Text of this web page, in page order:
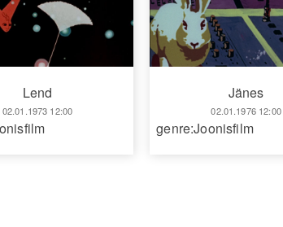
Lend
02.01.1973 12:00
Jänes
02.01.1976 12:00
genre:Joonisfilm